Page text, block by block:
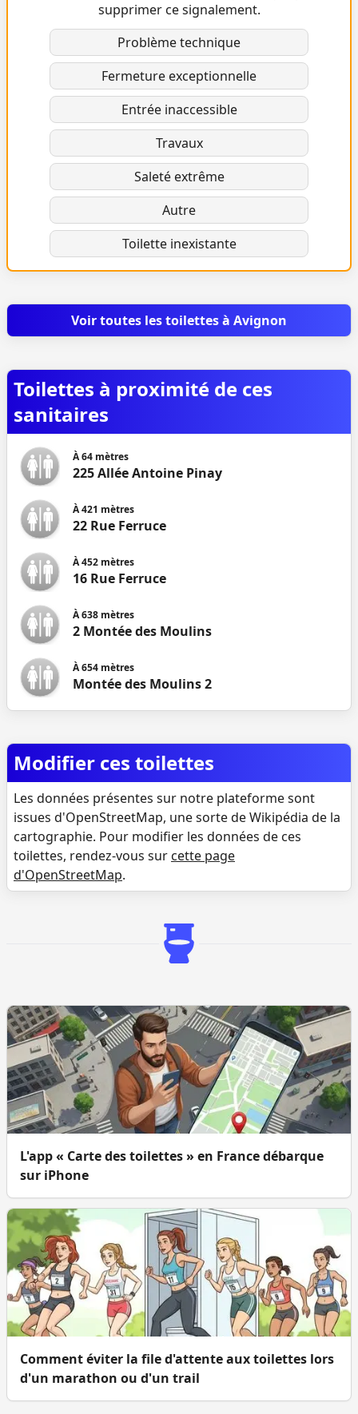
supprimer ce signalement.
Problème technique
Fermeture exceptionnelle
Entrée inaccessible
Travaux
Saleté extrême
Autre
Toilette inexistante
Voir toutes les toilettes à Avignon
Toilettes à proximité de ces
sanitaires
À64 mètres
225 Allée Antoine Pinay
À421 mètres
22 Rue Ferruce
À452 mètres
16 Rue Ferruce
À638 mètres
2 Montée des Moulins
À654 mètres
Montée des Moulins 2
Modifier ces toilettes
Les données présentes sur notre plateforme sont
issues d'OpenStreetMap, une sorte de Wikipédia de la
cartographie. Pour modifier les données de ces
toilettes, rendez-vous sur cette page
d'OpenStreetMap.
L'app « Carte des toilettes » en France débarque
sur iPhone
Comment éviter la file d'attente aux toilettes lors
d'un marathon ou d'un trail